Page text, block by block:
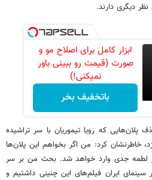
دیگری دارند.
ابزار کامل برای اصلاح مو و
صورت (قیمت رو ببینی باور
نمیکنی!)
باتخفیف بخر
پلان‌هایی که رویا تیموریان با سر تراشیده
خاطرنشان کرد: من اگر بخواهم این پلان‌ها
لطمه جدی وارد خواهد شد. بحث من بر سر
ایران فیلم‌های این چنینی داشتیم و